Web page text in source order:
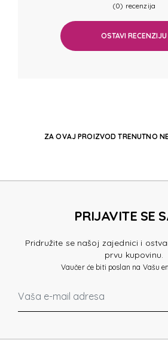
(0) recenzija
OSTAVI RECENZIJU
ZA OVAJ PROIZVOD TRENUTNO
PRIJAVITE SE
Pridružite se našoj zajednici i
prvu kupovinu.
Vaučer će biti poslan na Vašu